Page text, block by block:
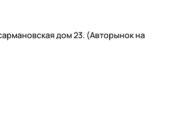
дом 23. (Авторынок на